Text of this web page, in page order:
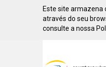
Saltar para conteúdoEste site armazena
através do seu
consulte a nossa
Paralimpico